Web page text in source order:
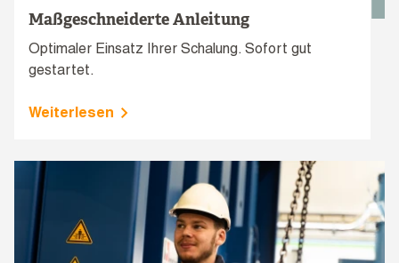
Maßgeschneiderte Anleitung
Optimaler Einsatz Ihrer Schalung. Sofort gut
gestartet.
Weiterlesen